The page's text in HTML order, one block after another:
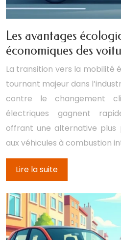
Les avantages
économiques des
La transition vers la mobilité
tournant majeur dans
contre le changement
électriques gagnent
offrant une alternative
aux véhicules à combustion
Lire la suite